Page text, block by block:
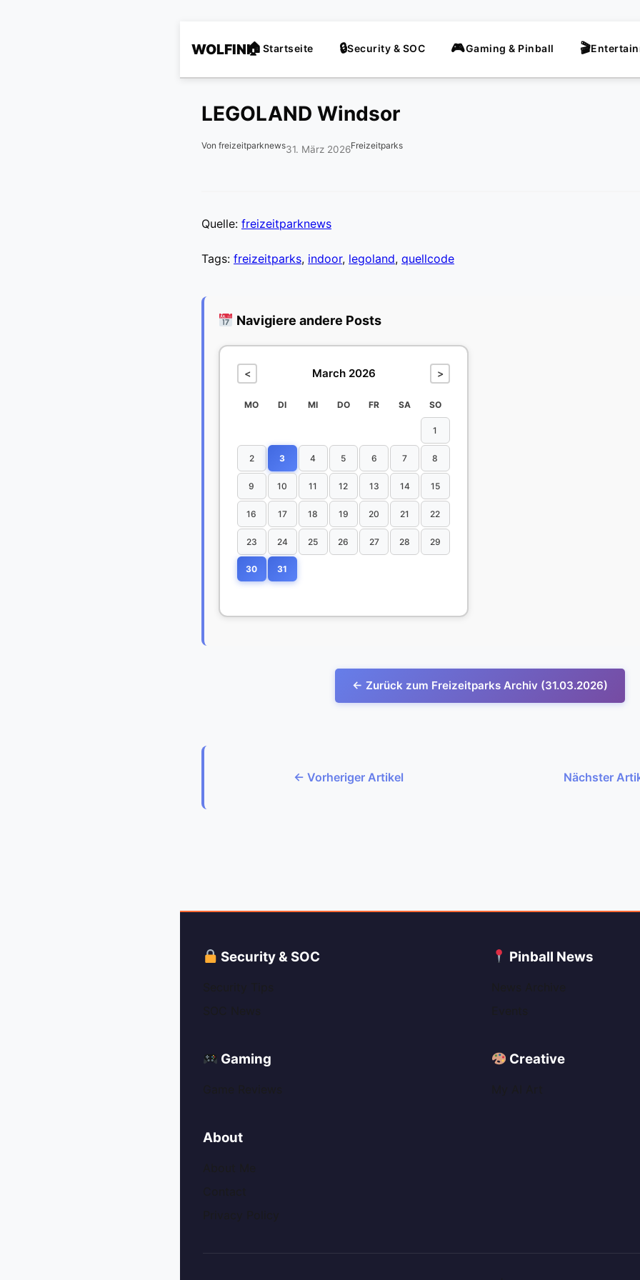
WOLFINI Startseite Security & SOC Gaming & Pinball
LEGOLAND Windsor
Von freizeitparknews31. März 2026Freizeitparks
Quelle: freizeitparknews
Tags: freizeitparks, indoor, legoland, quellcode
Navigiere andere Posts
< March 2026 >
MO DI MI DO FR SA SO
1
2 3 4 5 6 7 8
9 10 11 12 13 14 15
16 17 18 19 20 21 22
23 24 25 26 27 28 29
30 31
← Zurück zum Freizeitparks Archiv (31.03.2026)
← Vorheriger Artikel Nächster
Security & SOC Pinball News
Gaming Creative
About